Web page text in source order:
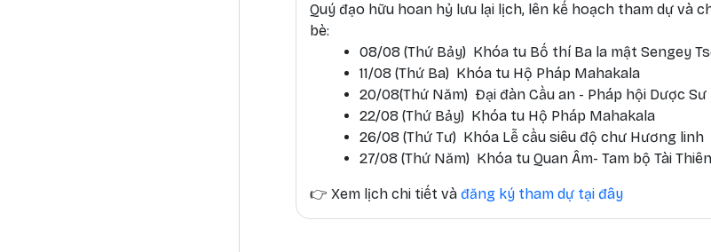
Quý đạo hữu hoan hỷ lưu lại lịch, lên kế hoạch tham dự và
bè:
08/08 (Thứ Bảy) Khóa tu Bố thí Ba la mật Sengey
11/08 (Thứ Ba) Khóa tu Hộ Pháp Mahakala
20/08(Thứ Năm) Đại đàn Cầu an - Pháp hội Dược Sư
22/08 (Thứ Bảy) Khóa tu Hộ Pháp Mahakala
26/08 (Thứ Tư) Khóa Lễ cầu siêu độ chư Hương linh
27/08 (Thứ Năm) Khóa tu Quan Âm- Tam bộ Tài
👉 Xem lịch chi tiết và đăng ký tham dự tại đây